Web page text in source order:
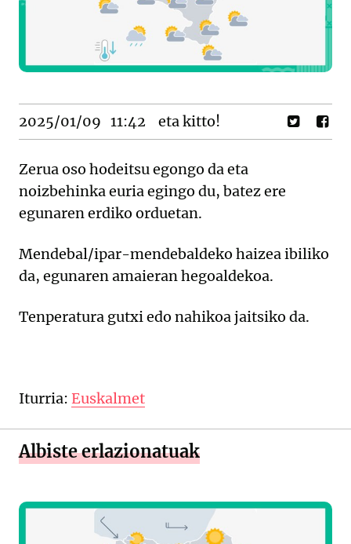
2025/01/09 11:42 eta kitto!
Zerua oso hodeitsu egongo da eta
noizbehinka euria egingo du, batez ere
egunaren erdiko orduetan.
Mendebal/ipar-mendebaldeko haizea ibiliko
da, egunaren amaieran hegoaldekoa.
Tenperatura gutxi edo nahikoa jaitsiko da.
Iturria: Euskalmet
Albiste erlazionatuak